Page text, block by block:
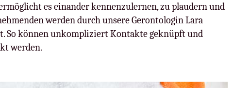
es einander kennenzulernen, zu plaudern und
werden durch unsere Gerontologin Lara
So können unkompliziert Kontakte geknüpft und
werden.